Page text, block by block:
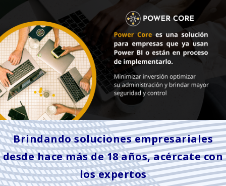
Brindando soluciones empresariales
desde hace más de 18 años, acércate con
los expertos